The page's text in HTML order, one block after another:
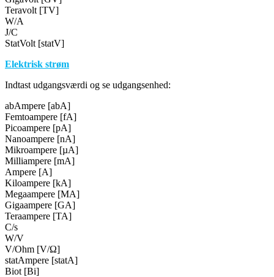
Teravolt [TV]
W/A
J/C
StatVolt [statV]
Elektrisk strøm
Indtast udgangsværdi og se udgangsenhed:
abAmpere [abA]
Femtoampere [fA]
Picoampere [pA]
Nanoampere [nA]
Mikroampere [µA]
Milliampere [mA]
Ampere [A]
Kiloampere [kA]
Megaampere [MA]
Gigaampere [GA]
Teraampere [TA]
C/s
W/V
V/Ohm [V/Ω]
statAmpere [statA]
Biot [Bi]